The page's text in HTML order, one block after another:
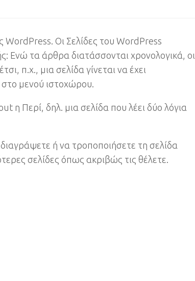
Οι Σελίδες του WordPress
Ενώ τα άρθρα διατάσσονται χρονολογικά, οι
π.χ., μια σελίδα γίνεται να έχει
στο μενού ιστοχώρου.
η Περί, δηλ. μια σελίδα που λέει δύο λόγια
ή να τροποποιήσετε τη σελίδα
σελίδες όπως ακριβώς τις θέλετε.